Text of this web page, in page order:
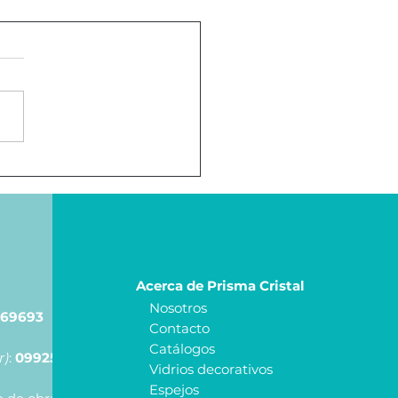
a Comedor
: 0992540017
Acerca de Prisma Cristal
Nosotros
Contacto
Catálogos
Vidrios decorativos
Espejos